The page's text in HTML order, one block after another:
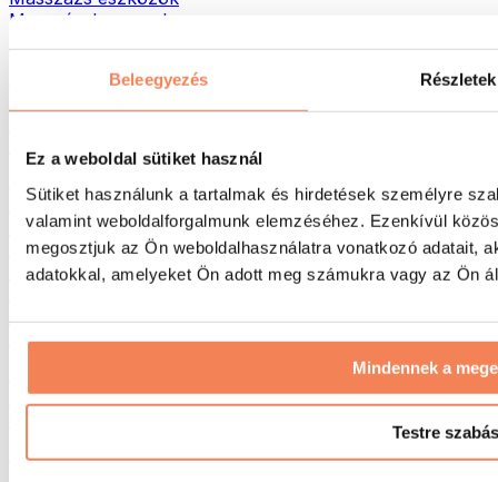
Beleegyezés Részletek
Ez a weboldal sütiket használ
Sütiket használunk a tartalmak és hirdetések személyre
valamint weboldalforgalmunk elemzéséhez. Ezenkívül
megosztjuk az Ön weboldalhasználatra vonatkozó adatait,
adatokkal, amelyeket Ön adott meg számukra vagy az Ön
Mindennek a
Testre szabás
Masszázshengerek
Táskák & hátizsákok
Hátizsákok
Futás
Küzdősportok
Kerékpározás
Jóga és pilates
Úszás
Túrázás
Vörösfény-terápia
Öko háztartás